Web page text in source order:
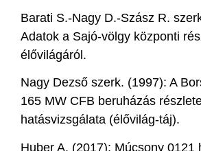
Barati S.-Nagy D.-Szász R.
Adatok a Sajó-völgy központi
élővilágáról.
Nagy Dezső szerk. (1997): A
165 MW CFB beruházás
hatásvizsgálata (élővilág-táj).
Huber A. (2017): Múcsony 0121